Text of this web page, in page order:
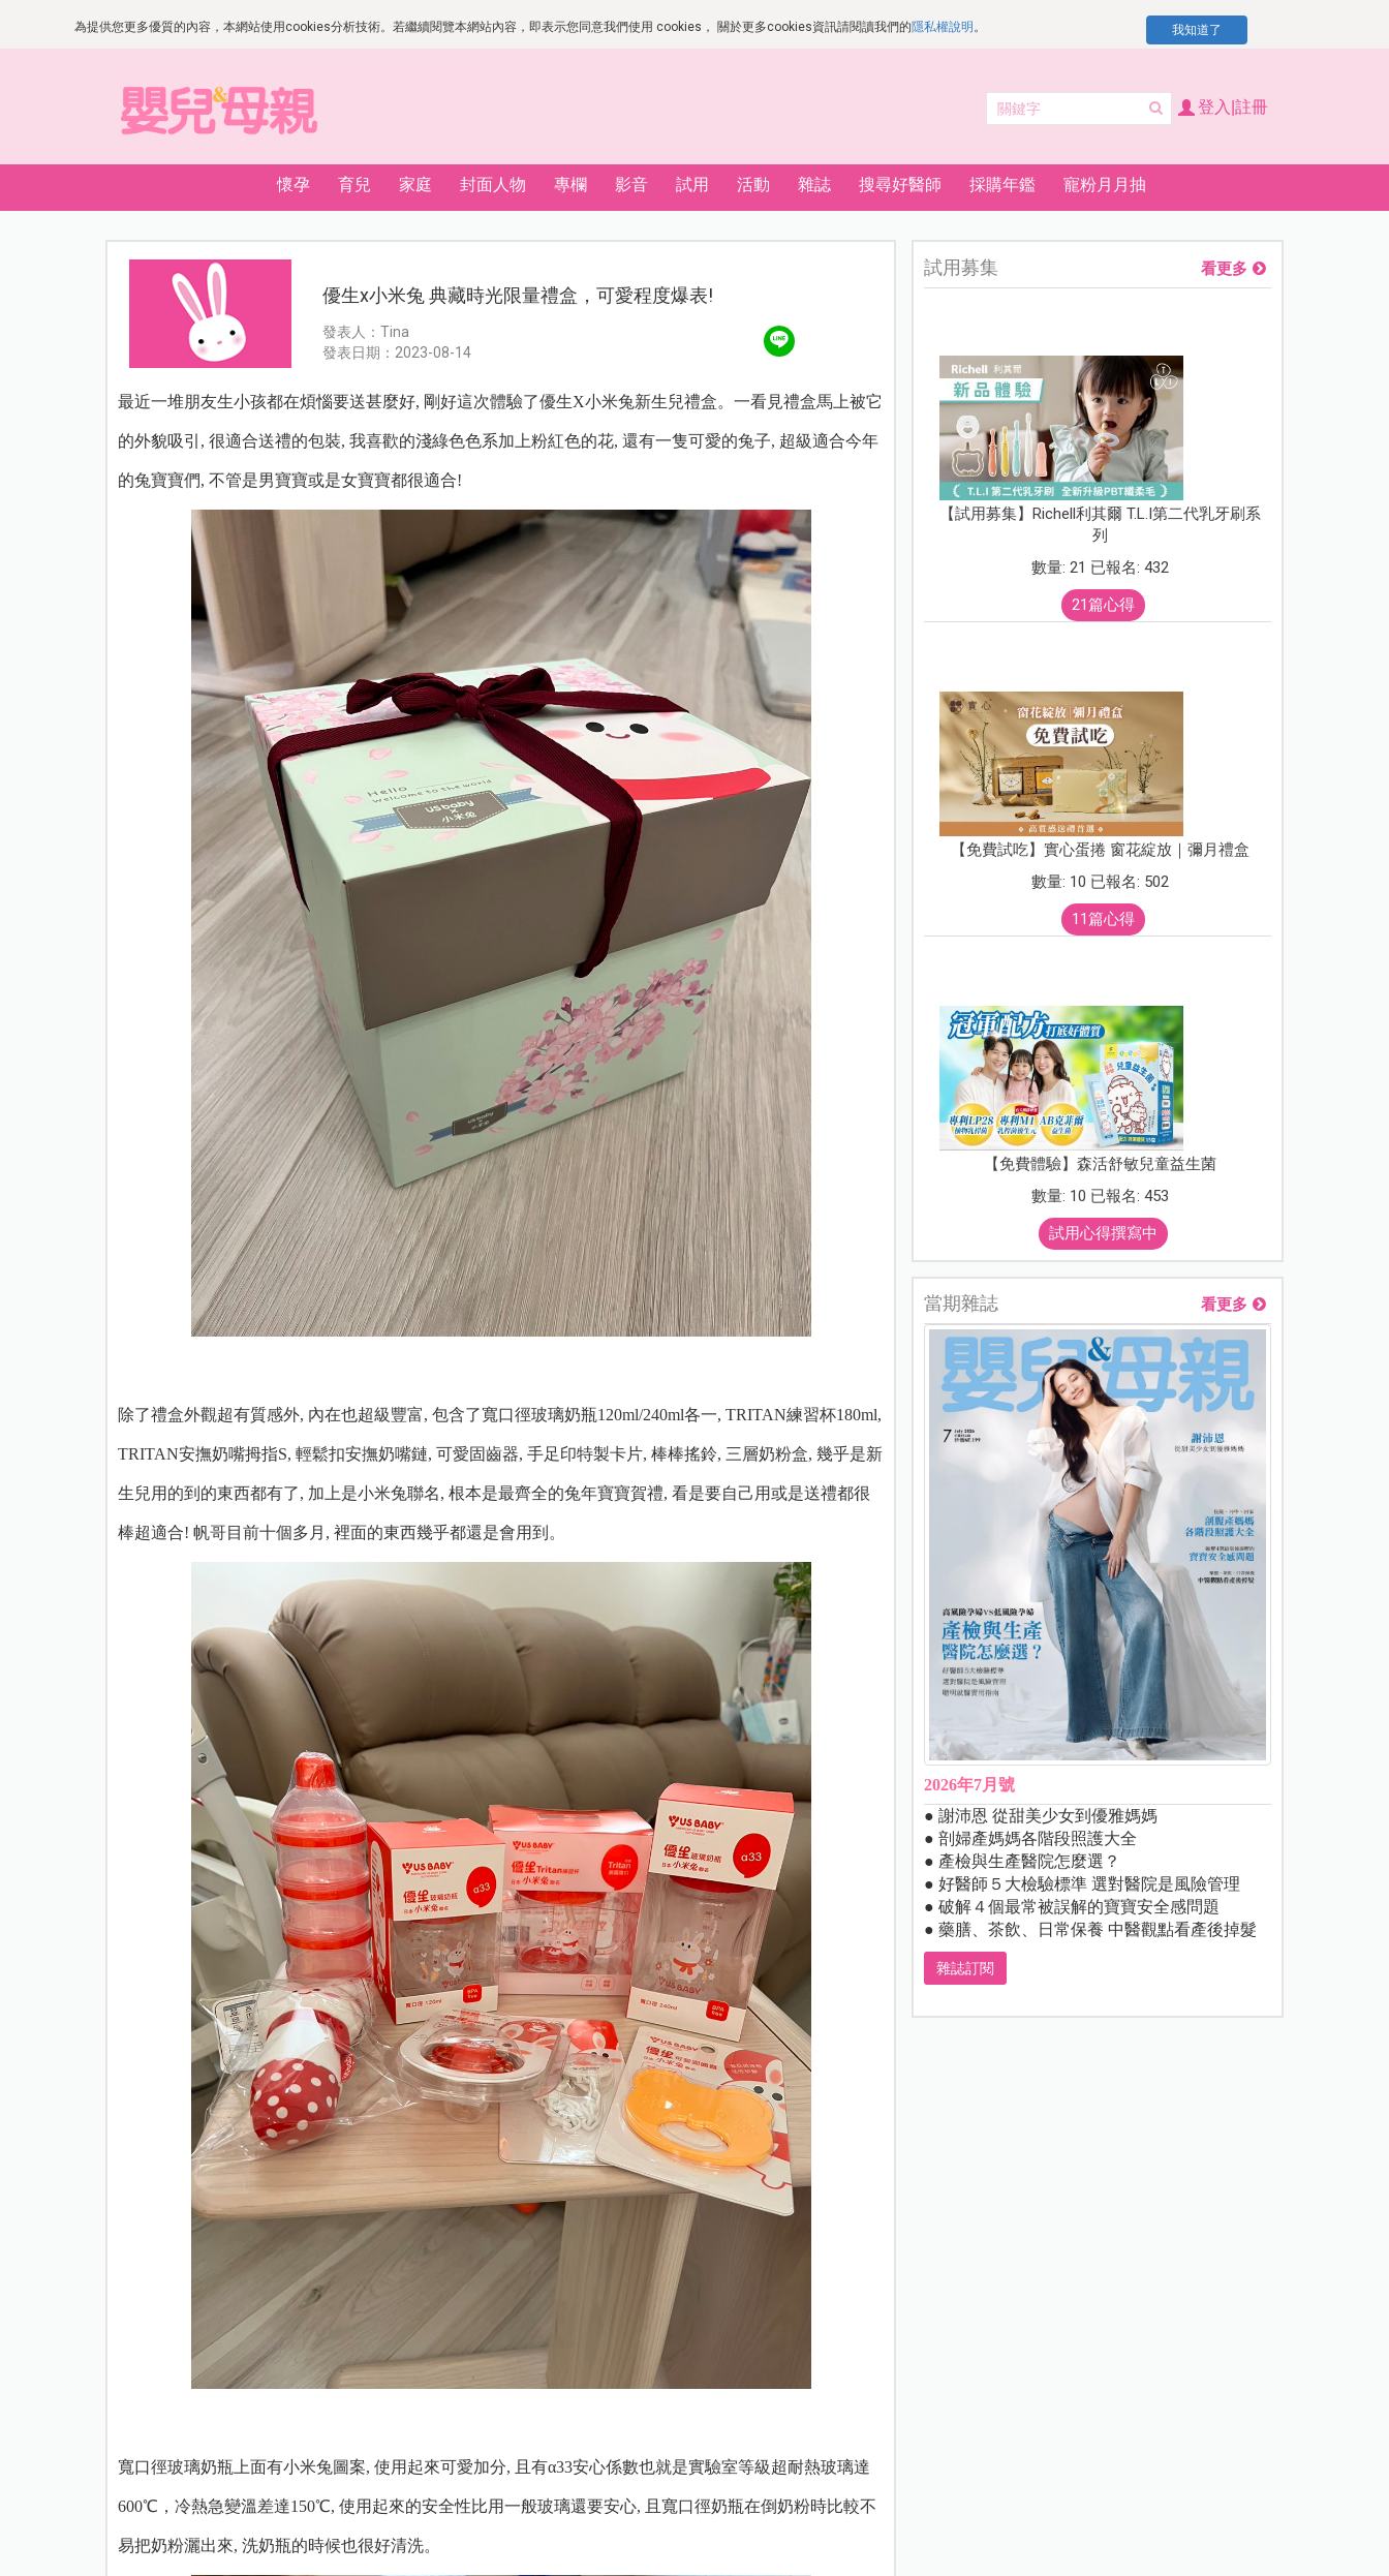
為提供您更多優質的內容，本網站使用cookies分析技術。若繼續閱覽本網站內容，即表示您同意我們使用 cookies， 關於更多cookies資訊請閱讀我們的隱私權說明 。 我知道了
登入|註冊
懷孕 育兒 家庭 封面人物 專欄 影音 試用 活動 雜誌 搜尋好醫師 採購年鑑 寵粉月月抽
優生x小米兔 典藏時光限量禮盒，可愛程度爆表!
發表人：Tina
發表日期：2023-08-14
最近一堆朋友生小孩都在煩惱要送甚麼好, 剛好這次體驗了優生X小米兔新生兒禮盒。一看見禮盒馬上被它
的外貌吸引, 很適合送禮的包裝, 我喜歡的淺綠色色系加上粉紅色的花, 還有一隻可愛的兔子, 超級適合今年
的兔寶寶們, 不管是男寶寶或是女寶寶都很適合!
除了禮盒外觀超有質感外, 內在也超級豐富, 包含了寬口徑玻璃奶瓶120ml/240ml各一, TRITAN練習杯180ml,
TRITAN安撫奶嘴拇指S, 輕鬆扣安撫奶嘴鏈, 可愛固齒器, 手足印特製卡片, 棒棒搖鈴, 三層奶粉盒, 幾乎是新
生兒用的到的東西都有了, 加上是小米兔聯名, 根本是最齊全的兔年寶寶賀禮, 看是要自己用或是送禮都很
棒超適合! 帆哥目前十個多月, 裡面的東西幾乎都還是會用到。
寬口徑玻璃奶瓶上面有小米兔圖案, 使用起來可愛加分, 且有α33安心係數也就是實驗室等級超耐熱玻璃達
600℃，冷熱急變溫差達150℃, 使用起來的安全性比用一般玻璃還要安心, 且寬口徑奶瓶在倒奶粉時比較不
易把奶粉灑出來, 洗奶瓶的時候也很好清洗。
試用募集 看更多
【試用募集】Richell利其爾 T.L.I第二代乳牙刷系
列
數量: 21 已報名: 432
21篇心得
【免費試吃】實心蛋捲 窗花綻放｜彌月禮盒
數量: 10 已報名: 502
11篇心得
【免費體驗】森活舒敏兒童益生菌
數量: 10 已報名: 453
試用心得撰寫中
當期雜誌 看更多
2026年7月號
● 謝沛恩 從甜美少女到優雅媽媽
● 剖婦產媽媽各階段照護大全
● 產檢與生產醫院怎麼選？
● 好醫師５大檢驗標準 選對醫院是風險管理
● 破解４個最常被誤解的寶寶安全感問題
● 藥膳、茶飲、日常保養 中醫觀點看產後掉髮
雜誌訂閱